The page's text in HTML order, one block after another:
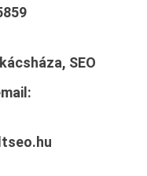
SEO